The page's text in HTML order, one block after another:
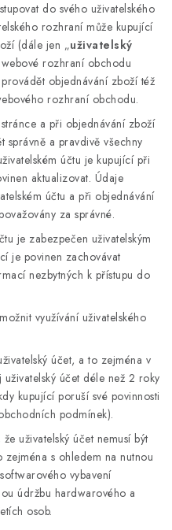
do svého uživatelského
rozhraní může kupující
(dále jen „uživatelský
rozhraní obchodu
objednávání zboží též
rozhraní obchodu.
a při objednávání zboží
správně a pravdivě všechny
účtu je kupující při
aktualizovat. Údaje
účtu a při objednávání
za správné.
je zabezpečen uživatelským
je povinen zachovávat
nezbytných k přístupu do
využívání uživatelského
účet, a to zejména v
účet déle než 2 roky
kupující poruší své povinnosti
podmínek).
uživatelský účet nemusí být
zejména s ohledem na nutnou
vybavení
údržbu hardwarového a
osob.